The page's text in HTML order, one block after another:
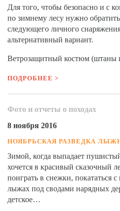
Для того, чтобы безопасно и с
по зимнему лесу нужно
следующего личного
альтернативный вариант.
Ветрозащитный костюм (штаны
ПОДРОБНЕЕ >
Фото и отчеты о походах
8 ноября 2016
НОЯБРЬСКАЯ РАЗВЕДКА
Зимой, когда выпадает
хочется в красивый сказочный
поиграть в снежки, покататься
лыжах под сводами нарядных
детское…